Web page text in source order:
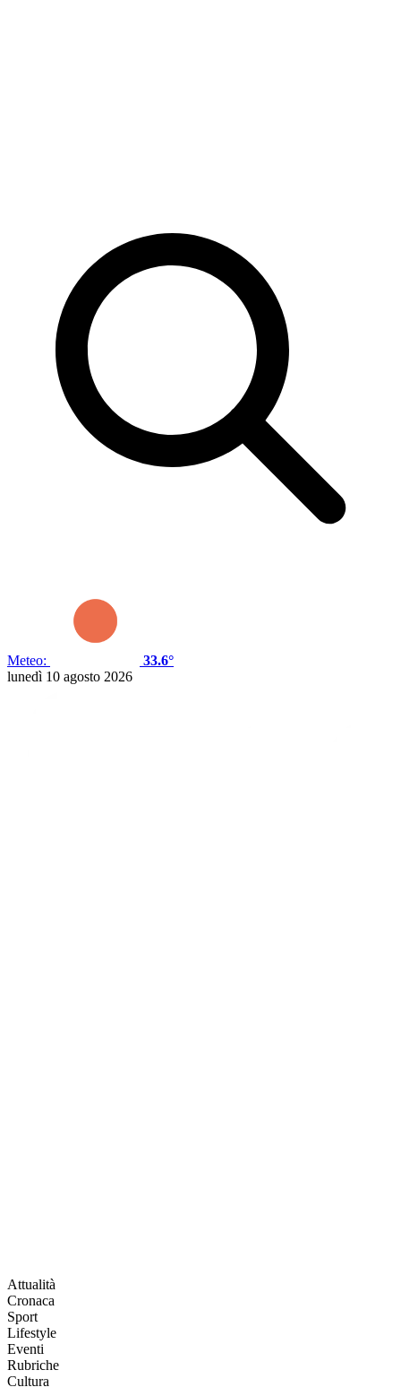
Meteo:
33.6°
lunedì 10 agosto 2026
Attualità
Cronaca
Sport
Lifestyle
Eventi
Rubriche
Cultura